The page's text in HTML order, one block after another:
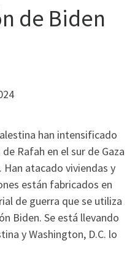
de Biden
han intensificado
Rafah en el sur de Gaza
atacado viviendas y
están fabricados en
de guerra que se utiliza
Biden. Se está llevando
y Washington, D.C. lo